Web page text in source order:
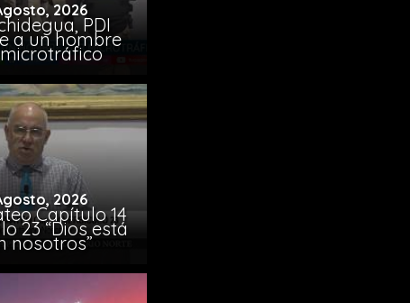
2026
PDI
a un hombre
2026
Capítulo 14
23 “Dios está
nosotros”